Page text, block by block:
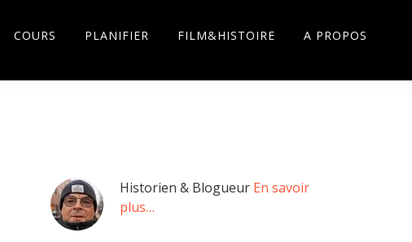
COURS PLANIFIER FILM&HISTOIRE A PROPOS
Barre
latérale
Historien & Blogueur En savoir
plus…